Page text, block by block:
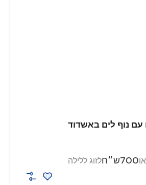
עם נוף לים באשדוד
700ש״ח לזוג ללילה